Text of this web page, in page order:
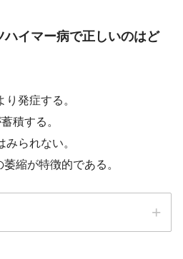
イマー病で正しいのはど
発症する。
積する。
られない。
縮が特徴的である。